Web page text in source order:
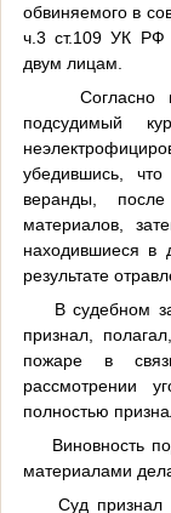
обвиняемого в
ч.3 ст.109 УК РФ
двум лицам.
Согласно
подсудимый
убедившись,
веранды,
материалов,
находившиеся в
результате
В судебном
признал,
пожаре в
рассмотрении
полностью
Виновность
материалами
Суд признал